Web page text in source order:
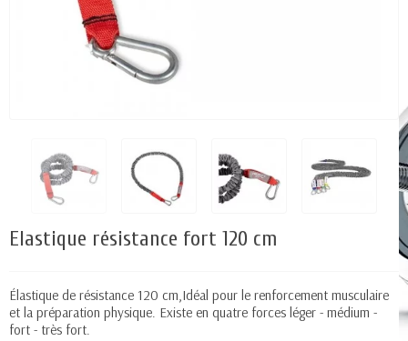
Elastique résistance fort 120 cm
Élastique de résistance 120 cm,Idéal pour le renforcement musculaire
et la préparation physique. Existe en quatre forces léger - médium -
fort - très fort.